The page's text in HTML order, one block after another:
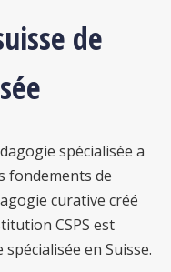
de
spécialisée a
fondements de
curative créé
CSPS est
en Suisse.